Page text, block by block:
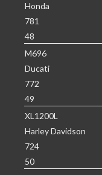
Honda
781
48
M696
Ducati
772
49
XL1200L
Harley Davidson
724
50